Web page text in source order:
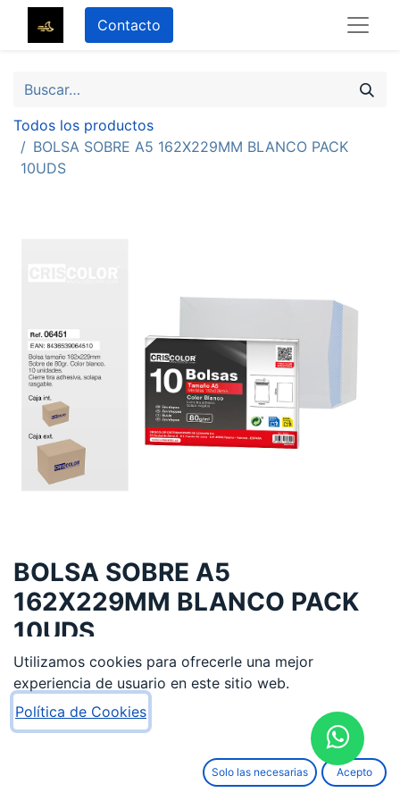
Contacto
Todos los productos
BOLSA SOBRE A5 162X229MM BLANCO PACK
10UDS
BOLSA SOBRE A5
162X229MM BLANCO PACK
10UDS
0,48€
AÑADIR AL CARRITO
Utilizamos cookies para ofrecerle una mejor
experiencia de usuario en este sitio web.
Política de Cookies
Solo las necesarias Acepto